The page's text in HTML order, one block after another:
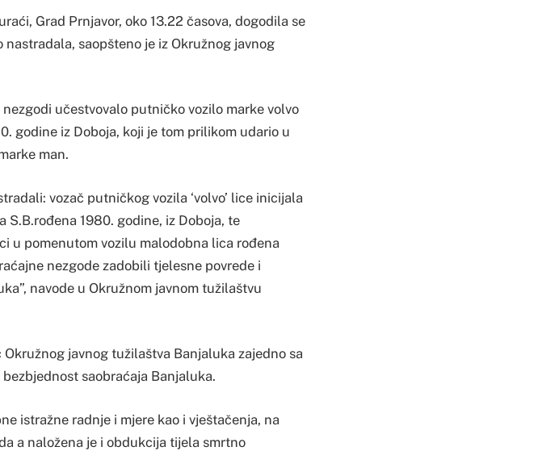
Grad Prnjavor, oko 13.22 časova, dogodila se
saopšteno je iz Okružnog javnog
učestvovalo putničko vozilo marke volvo
godine iz Doboja, koji je tom prilikom udario u
man.
vozač putničkog vozila ‘volvo’ lice inicijala
1980. godine, iz Doboja, te
u pomenutom vozilu malodobna lica rođena
nezgode zadobili tjelesne povrede i
navode u Okružnom javnom tužilaštvu
javnog tužilaštva Banjaluka zajedno sa
saobraćaja Banjaluka.
istražne radnje i mjere kao i vještačenja, na
a naložena je i obdukcija tijela smrtno